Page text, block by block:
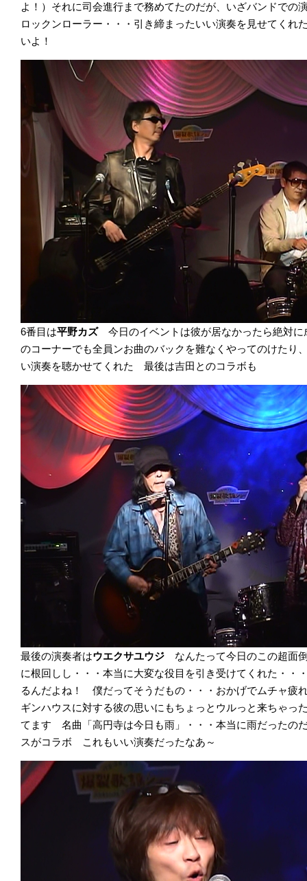
よ！）それに司会進行まで務めてたのだが、いざバンドでの
ロックンローラー・・・引き締まったいい演奏を見せてく
いよ！
6番目は平野カズ 今日のイベントは彼が居なかったら絶対
のコーナーでも全員ンお曲のバックを難なくやってのけた
い演奏を聴かせてくれた 最後は吉田とのコラボも
最後の演奏者はウエクサユウジ なんたって今日のこの超面
に根回しし・・・本当に大変な役目を引き受けてくれた・・
るんだよね！ 僕だってそうだもの・・・おかげでムチャ疲
ギンハウスに対する彼の思いにもちょっとウルっと来ちゃ
てます 名曲「高円寺は今日も雨」・・・本当に雨だったの
スがコラボ これもいい演奏だったなあ～